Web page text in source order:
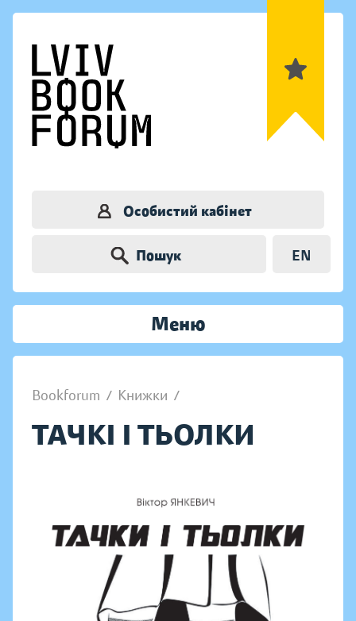
Особистий кабінет
Пошук EN
Меню
Bookforum / Книжки /
ТАЧКІ І ТЬОЛКИ